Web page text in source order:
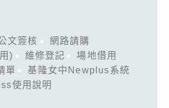
文簽核
網路請購
)
維修登記
場地借用
單
基隆女中Newplus系統
使用說明